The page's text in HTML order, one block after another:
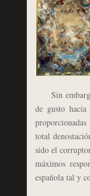
Sin
de gusto hacia
total
sido el
máximos
española tal y